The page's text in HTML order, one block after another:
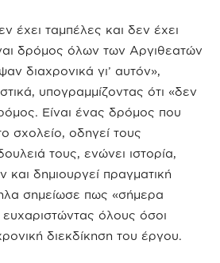
έχει ταμπέλες και δεν έχει
δρόμος όλων των Αργιθεατών
διαχρονικά γι’ αυτόν»,
υπογραμμίζοντας ότι «δεν
Είναι ένας δρόμος που
σχολείο, οδηγεί τους
τους, ενώνει ιστορία,
και δημιουργεί πραγματική
σημείωσε πως «σήμερα
όλους όσοι
διεκδίκηση του έργου.